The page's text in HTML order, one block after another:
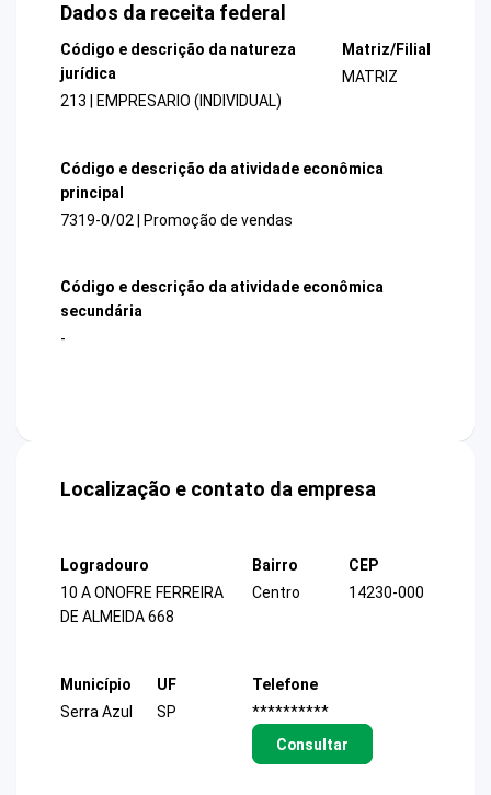
Dados da receita federal
Código e descrição da natureza
jurídica
213 | EMPRESARIO (INDIVIDUAL)
Matriz/Filial
MATRIZ
Código e descrição da atividade econômica
principal
7319-0/02 | Promoção de vendas
Código e descrição da atividade econômica
secundária
-
Localização e contato da empresa
Logradouro
10 A ONOFRE FERREIRA
DE ALMEIDA 668
Bairro
Centro
CEP
14230-000
Município
Serra Azul
UF
SP
Telefone
**********
Consultar